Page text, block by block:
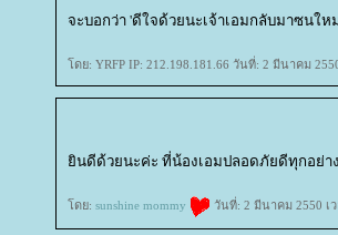
จะบอกว่า 'ดีใจด้วยนะเจ้าเอมกลับมาซนใ
ดย: YRFP IP: 212.198.181.66 วันที่: 2 มีนาคม
นดีด้วยนะค่ะ ที่น้องเอมปลอดภัยดีทุกอย่าง
ดย: sunshine mommy วันที่: 2 มีนาคม 2550 เว